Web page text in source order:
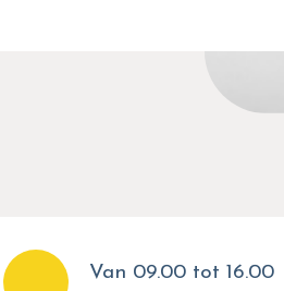
Van 09.00 tot 16.00